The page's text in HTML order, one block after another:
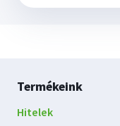
Lábléc
navigáció
Termékeink
Hitelek